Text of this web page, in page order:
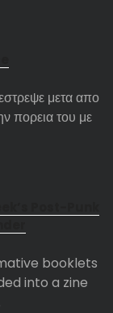
μετα απο
πορεια του με
booklets
into a zine